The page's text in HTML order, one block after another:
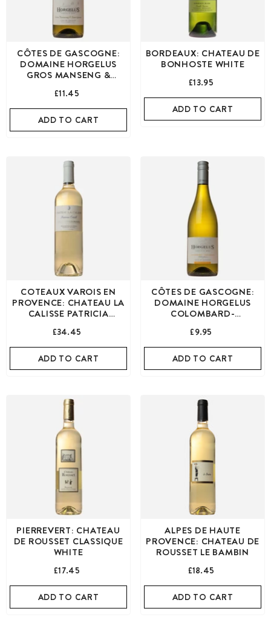
CÔTES DE GASCOGNE:
DOMAINE HORGELUS
GROS MANSENG &
£11.45
ADD TO CART
BORDEAUX: CHATEAU DE
BONHOSTE WHITE
£13.95
ADD TO CART
COTEAUX VAROIS EN
PROVENCE: CHATEAU LA
CALISSE PATRICIA
£34.45
ADD TO CART
CÔTES DE GASCOGNE:
DOMAINE HORGELUS
COLOMBARD-
£9.95
ADD TO CART
PIERREVERT: CHATEAU
DE ROUSSET CLASSIQUE
WHITE
£17.45
ADD TO CART
ALPES DE HAUTE
PROVENCE: CHATEAU DE
ROUSSET LE BAMBIN
£18.45
ADD TO CART